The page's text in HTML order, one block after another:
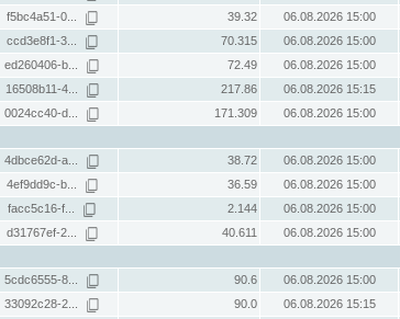
f5bc4a51-0... 39.32
06.08.2026 15:00
ccd3e8f1-3... 70.315
06.08.2026 15:00
ed260406-b... 72.49
06.08.2026 15:00
16508b11-4... 217.86
06.08.2026 15:15
0024cc40-d... 171.309
06.08.2026 15:00
4dbce62d-a... 38.72
06.08.2026 15:00
4ef9dd9c-b... 36.59
06.08.2026 15:00
facc5c16-f... 2.144
06.08.2026 15:00
d31767ef-2... 40.611
06.08.2026 15:00
5cdc6555-8... 90.6
06.08.2026 15:00
33092c28-2... 90.0
06.08.2026 15:15